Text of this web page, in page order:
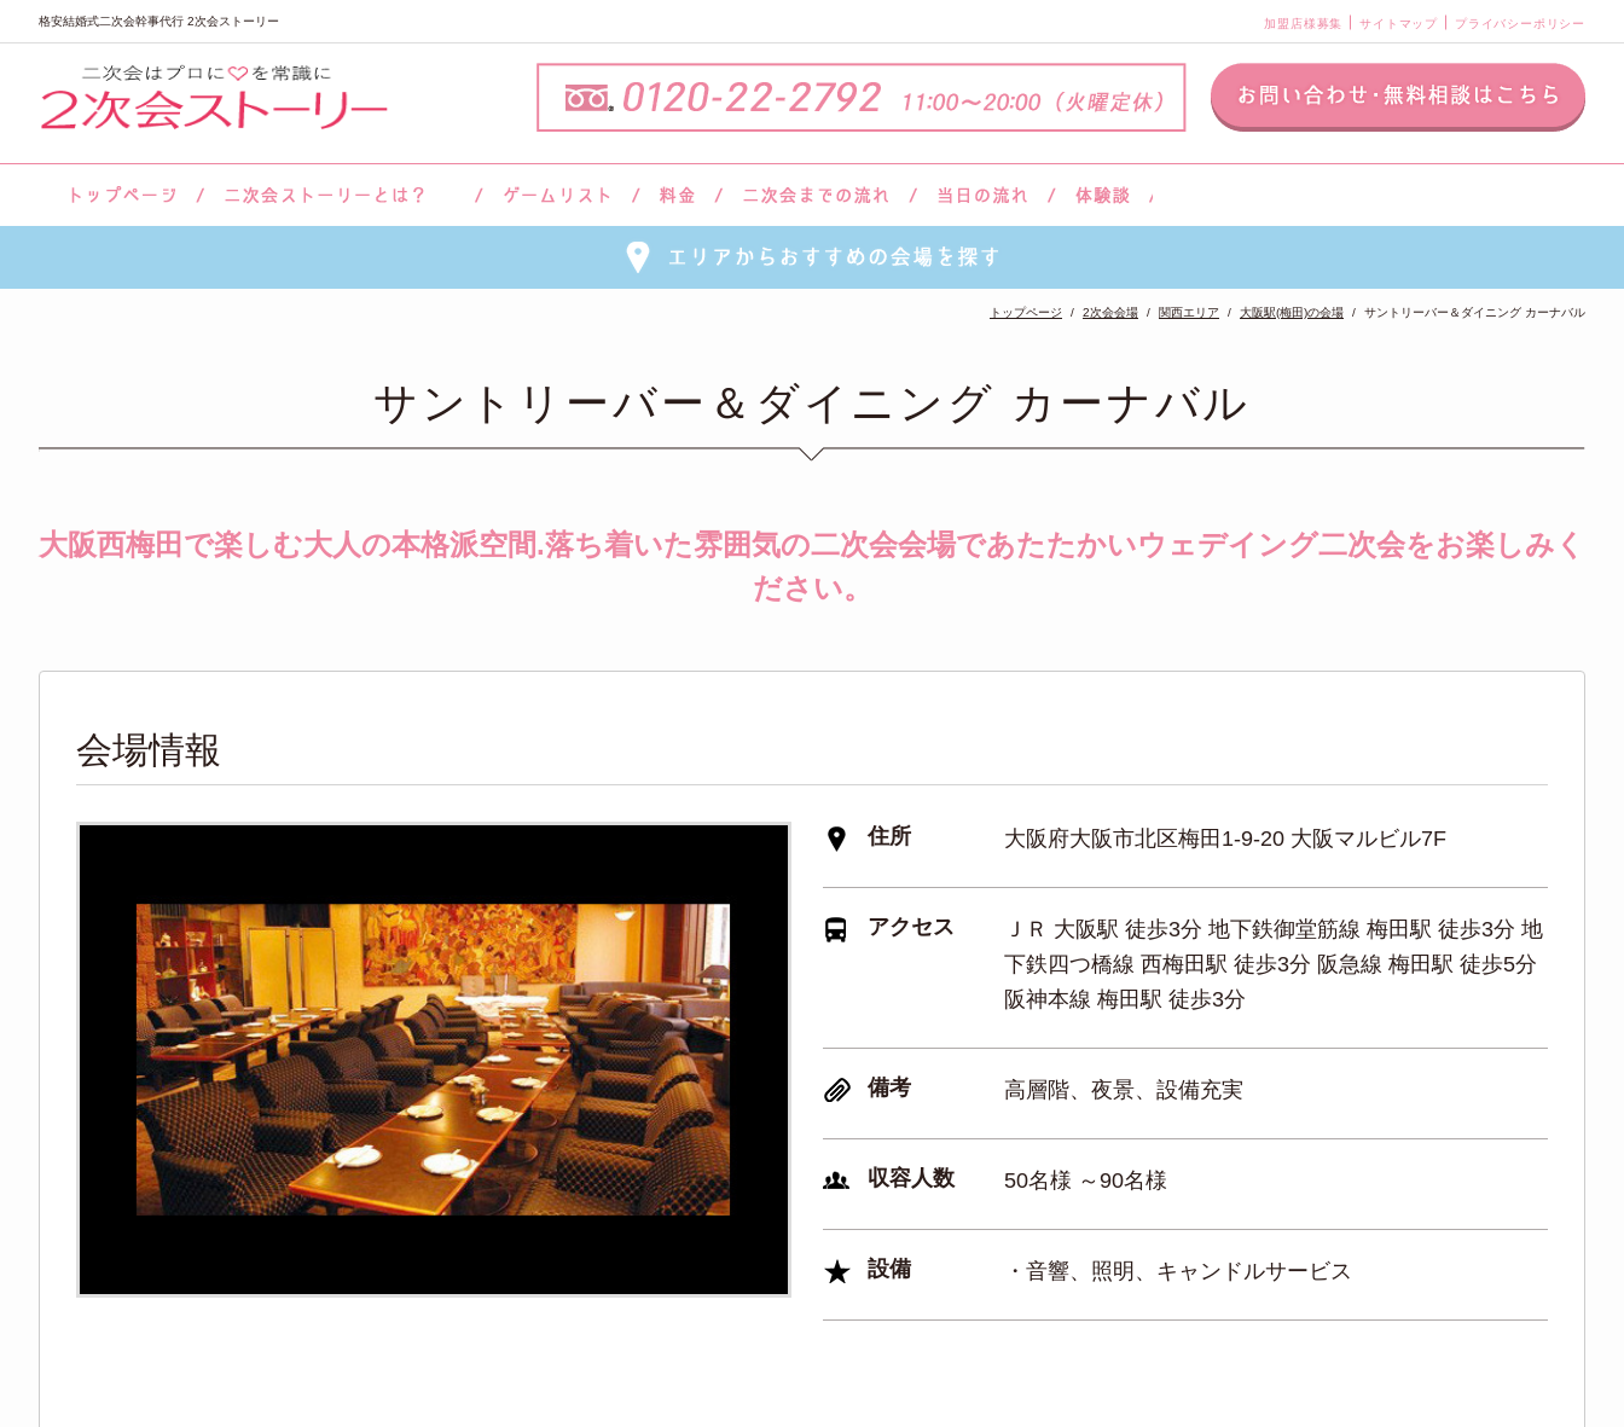
格安結婚式二次会幹事代行 2次会ストーリー 加盟店様募集 サイトマップ プライバシーポリシー
トップページ 2次会会場 関西エリア 大阪駅(梅田)の会場 サントリーバー＆ダイニング カーナバル
サントリーバー＆ダイニング カーナバル
大阪西梅田で楽しむ大人の本格派空間.落ち着いた雰囲気の二次会会場であたたかいウェデイング二次会をお楽しみく
ださい。
会場情報
住所 大阪府大阪市北区梅田1-9-20 大阪マルビル7F
アクセス
ＪＲ 大阪駅 徒歩3分 地下鉄御堂筋線 梅田駅 徒歩3分 地
下鉄四つ橋線 西梅田駅 徒歩3分 阪急線 梅田駅 徒歩5分
阪神本線 梅田駅 徒歩3分
備考 高層階、夜景、設備充実
収容人数 50名様 ～90名様
設備 ・音響、照明、キャンドルサービス